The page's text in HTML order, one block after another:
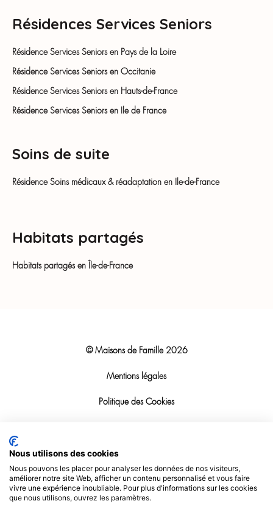
Résidences Services Seniors
Résidence Services Seniors en Pays de la Loire
Résidence Services Seniors en Occitanie
Résidence Services Seniors en Hauts-de-France
Résidence Services Seniors en Ile de France
Soins de suite
Résidence Soins médicaux & réadaptation en Ile-de-France
Habitats partagés
Habitats partagés en Île-de-France
© Maisons de Famille 2026
Mentions légales
Politique des Cookies
Politique d’utilisation
Support informatique
Nous utilisons des cookies
Nous pouvons les placer pour analyser les données de nos visiteurs,
améliorer notre site Web, afficher un contenu personnalisé et vous faire
vivre une expérience inoubliable. Pour plus d'informations sur les cookies
que nous utilisons, ouvrez les paramètres.